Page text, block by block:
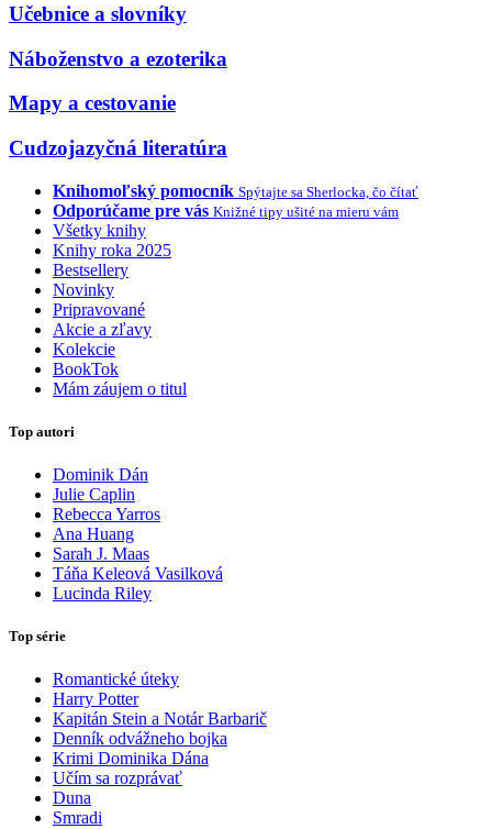
Učebnice a slovníky
Náboženstvo a ezoterika
Mapy a cestovanie
Cudzojazyčná literatúra
Knihomoľský pomocník Spýtajte sa Sherlocka, čo čítať
Odporúčame pre vás Knižné tipy ušité na mieru vám
Všetky knihy
Knihy roka 2025
Bestsellery
Novinky
Pripravované
Akcie a zľavy
Kolekcie
BookTok
Mám záujem o titul
Top autori
Dominik Dán
Julie Caplin
Rebecca Yarros
Ana Huang
Sarah J. Maas
Táňa Keleová Vasilková
Lucinda Riley
Top série
Romantické úteky
Harry Potter
Kapitán Stein a Notár Barbarič
Denník odvážneho bojka
Krimi Dominika Dána
Učím sa rozprávať
Duna
Smradi